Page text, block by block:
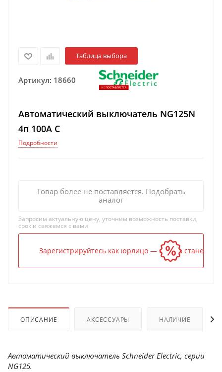
Таблица выбора
Артикул: 18660
Автоматический выключатель NG125N
4п 100A C
Подробности
Товар более не поставляется. Подобрать
аналог
Запросим актуальную цену, уточним возможность поставки,
срок и свяжемся с вами
Зарегистрируйтесь как юрлицо — и цена станет
ОПИСАНИЕ АКСЕССУАРЫ НАЛИЧИЕ
Автоматический выключатель Schneider Electric, серии
NG125.